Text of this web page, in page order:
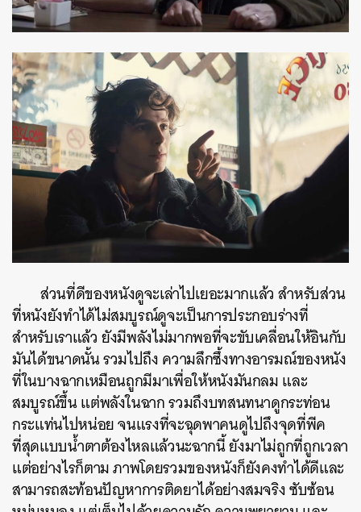
ส่วนที่ดีของหนังดูจะเล่าไปเยอะมากแล้ว สำหรับส่วน
ที่หนังยังทำได้ไม่สมบูรณ์ดูจะเป็นการประกอบร่างที่
สำหรับเราแล้ว ยังมีพลังไม่มากพอที่จะขับเคลื่อนให้อินกับ
มันได้ขนาดนั้น รวมไปถึง ความลึกซึ้งทางอารมณ์ของหนัง
ที่ในบางฉากเหมือนถูกมีมาเพื่อให้หนังมันกลม และ
สมบูรณ์ขึ้น แต่พลังในฉาก รวมถึงบทสนทนาดูกระท่อน
กระแท่นไปหน่อย จนแรงที่จะฉุดพาคนดูไปถึงจุดที่พีค
ที่สุดแบบน้ำตาต้องไหลแล้วนะฉากนี้ ยังมาไม่ถูกที่ถูกเวลา
แต่อย่างไรก็ตาม ภาพโดยรวมของหนังก็ยังคงทำได้ดีและ
สามารถสะท้อนปัญหาการติดยาได้อย่างสมจริง ซับซ้อน